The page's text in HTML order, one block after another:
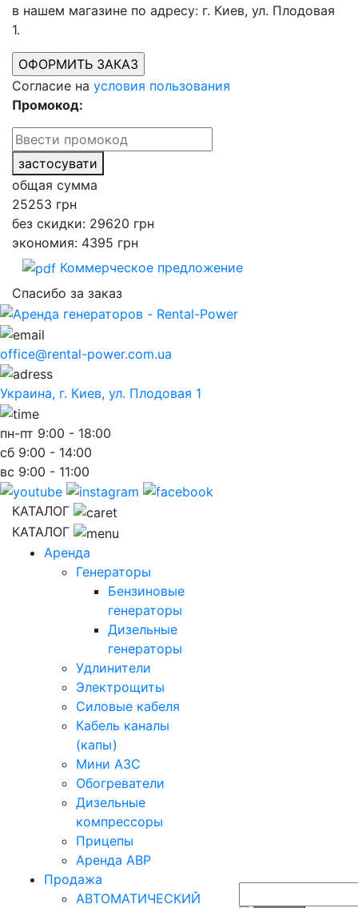
в нашем магазине по адресу: г. Киев, ул. Плодовая
1.
Согласие на условия пользования
Промокод:
застосувати
общая сумма
25253 грн
без скидки: 29620 грн
экономия: 4395 грн
Коммерческое предложение
Спасибо за заказ
office@rental-power.com.ua
Украина, г. Киев, ул. Плодовая 1
пн-пт 9:00 - 18:00
сб 9:00 - 14:00
вс 9:00 - 11:00
КАТАЛОГ
КАТАЛОГ
Аренда
Генераторы
Бензиновые
генераторы
Дизельные
генераторы
Удлинители
Электрощиты
Силовые кабеля
Кабель каналы
(капы)
Мини АЗС
Обогреватели
Дизельные
компрессоры
Прицепы
Аренда АВР
Продажа
АВТОМАТИЧЕСКИЙ